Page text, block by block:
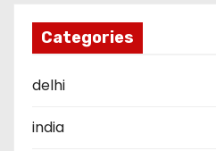
Categories
delhi
india